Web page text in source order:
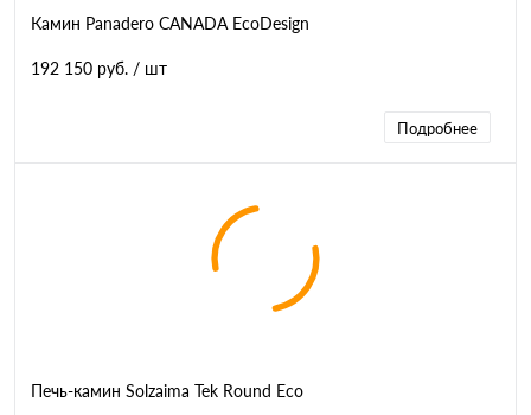
Камин Panadero CANADA EcoDesign
192 150 руб. / шт
Подробнее
Печь-камин Solzaima Tek Round Eco